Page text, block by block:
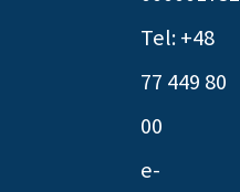
Tel: +48
77 449 80
00
e-